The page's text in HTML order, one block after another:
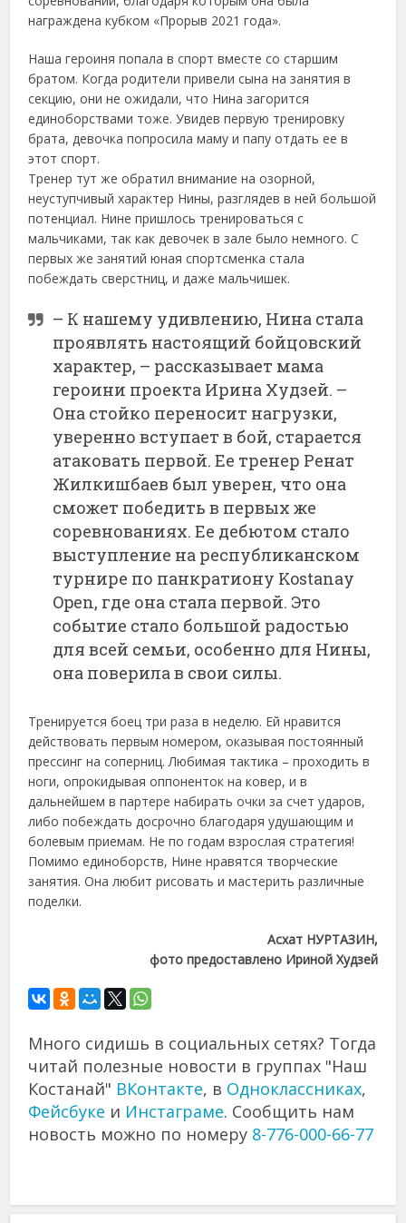
награждена кубком «Прорыв 2021 года».
Наша героиня попала в спорт вместе со старшим
братом. Когда родители привели сына на занятия в
секцию, они не ожидали, что Нина загорится
единоборствами тоже. Увидев первую тренировку
брата, девочка попросила маму и папу отдать ее в
этот спорт.
Тренер тут же обратил внимание на озорной,
неуступчивый характер Нины, разглядев в ней большой
потенциал. Нине пришлось тренироваться с
мальчиками, так как девочек в зале было немного. С
первых же занятий юная спортсменка стала
побеждать сверстниц, и даже мальчишек.
– К нашему удивлению, Нина стала
проявлять настоящий бойцовский
характер, – рассказывает мама
героини проекта Ирина Худзей. –
Она стойко переносит нагрузки,
уверенно вступает в бой, старается
атаковать первой. Ее тренер Ренат
Жилкишбаев был уверен, что она
сможет победить в первых же
соревнованиях. Ее дебютом стало
выступление на республиканском
турнире по панкратиону Kostanay
Open, где она стала первой. Это
событие стало большой радостью
для всей семьи, особенно для Нины,
она поверила в свои силы.
Тренируется боец три раза в неделю. Ей нравится
действовать первым номером, оказывая постоянный
прессинг на соперниц. Любимая тактика – проходить в
ноги, опрокидывая оппоненток на ковер, и в
дальнейшем в партере набирать очки за счет ударов,
либо побеждать досрочно благодаря удушающим и
болевым приемам. Не по годам взрослая стратегия!
Помимо единоборств, Нине нравятся творческие
занятия. Она любит рисовать и мастерить различные
поделки.
Асхат НУРТАЗИН,
фото предоставлено Ириной Худзей
Много сидишь в социальных сетях? Тогда
читай полезные новости в группах "Наш
Костанай" ВКонтакте, в Одноклассниках,
Фейсбуке и Инстаграме. Сообщить нам
новость можно по номеру 8-776-000-66-77